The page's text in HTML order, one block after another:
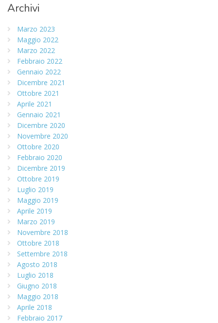
Archivi
Marzo 2023
Maggio 2022
Marzo 2022
Febbraio 2022
Gennaio 2022
Dicembre 2021
Ottobre 2021
Aprile 2021
Gennaio 2021
Dicembre 2020
Novembre 2020
Ottobre 2020
Febbraio 2020
Dicembre 2019
Ottobre 2019
Luglio 2019
Maggio 2019
Aprile 2019
Marzo 2019
Novembre 2018
Ottobre 2018
Settembre 2018
Agosto 2018
Luglio 2018
Giugno 2018
Maggio 2018
Aprile 2018
Febbraio 2017